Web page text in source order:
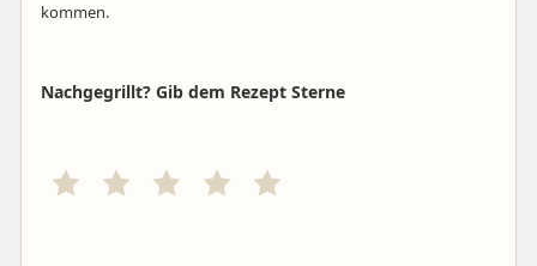
kommen.
Nachgegrillt? Gib dem Rezept Sterne